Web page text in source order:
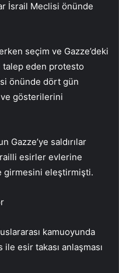
İsrail Meclisi önünde
seçim ve Gazze’deki
eden protesto
önünde dört gün
ve gösterilerini
Gazze’ye saldırılar
esirler evlerine
girmesini eleştirmişti.
kamuoyunda
esir takası anlaşması